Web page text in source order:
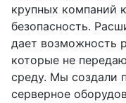
крупных компаний
безопасность.
дает возможность
которые не
среду. Мы создали
серверное